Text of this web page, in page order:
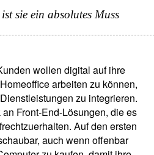
sie ein absolutes Muss
wollen digital auf ihre
arbeiten zu können,
zu integrieren.
Front-End-Lösungen, die es
Auf den ersten
auch wenn offenbar